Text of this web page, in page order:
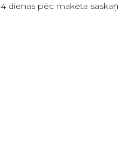
4 dienas pēc maketa